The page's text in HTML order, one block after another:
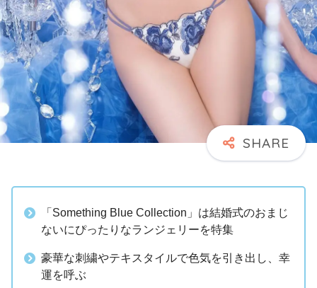
「Something Blue Collection」は結婚式のおまじ
ないにぴったりなランジェリーを特集
豪華な刺繍やテキスタイルで色気を引き出し、幸
運を呼ぶ